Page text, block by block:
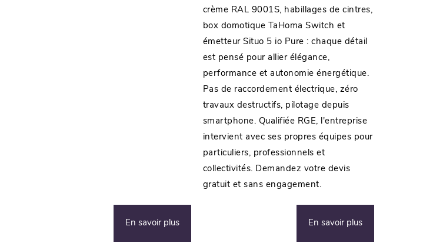
En savoir plus
crème RAL 9001S, habillages de cintres,
box domotique TaHoma Switch et
émetteur Situo 5 io Pure : chaque détail
est pensé pour allier élégance,
performance et autonomie énergétique.
Pas de raccordement électrique, zéro
travaux destructifs, pilotage depuis
smartphone. Qualifiée RGE, l'entreprise
intervient avec ses propres équipes pour
particuliers, professionnels et
collectivités. Demandez votre devis
gratuit et sans engagement.
En savoir plus